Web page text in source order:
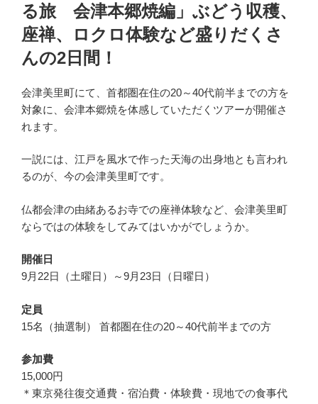
る旅 会津本郷焼編」ぶどう収穫、
座禅、ロクロ体験など盛りだくさ
んの2日間！
会津美里町にて、首都圏在住の20～40代前半までの方を
対象に、会津本郷焼を体感していただくツアーが開催さ
れます。
一説には、江戸を風水で作った天海の出身地とも言われ
るのが、今の会津美里町です。
仏都会津の由緒あるお寺での座禅体験など、会津美里町
ならではの体験をしてみてはいかがでしょうか。
開催日
9月22日（土曜日）～9月23日（日曜日）
定員
15名（抽選制） 首都圏在住の20～40代前半までの方
参加費
15,000円
＊東京発往復交通費・宿泊費・体験費・現地での食事代